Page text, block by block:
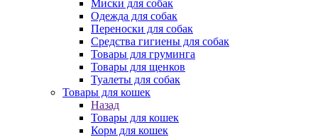
Миски для собак
Одежда для собак
Переноски для собак
Средства гигиены для собак
Товары для груминга
Товары для щенков
Туалеты для собак
Товары для кошек
Назад
Товары для кошек
Корм для кошек